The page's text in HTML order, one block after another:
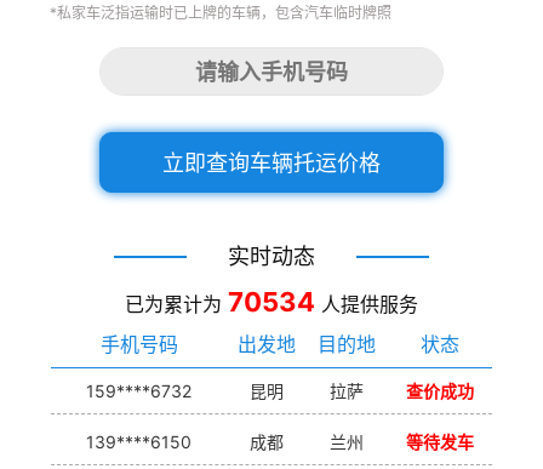
*私家车泛指运输时已上牌的车辆，包含汽车临时牌照
立即查询车辆托运价格
实时动态
已为累计为 70534 人提供服务
手机号码
出发地 目的地 状态
159****6732 昆明 拉萨 查价成功
139****6150 成都 兰州 等待发车